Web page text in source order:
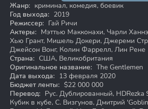
Жанр: криминал, комедия, боевик
Год выхода: 2019
Режиссер: Гай Ричи
Актеры: Мэттью Макконахи, Чарли
Хью Грант, Мишель Докери, Джереми
Джейсон Вонг, Колин Фаррелл, Лин Рене
Страна: США, Великобритания
Оригинальное название: The Gentlemen
Дата выхода: 13 февраля 2020
Бюджет ленты: $22 000 000
Перевод: Рус. Дублированный, HDRezka
Кубик в кубе, C. Визгунов, Дмитрий